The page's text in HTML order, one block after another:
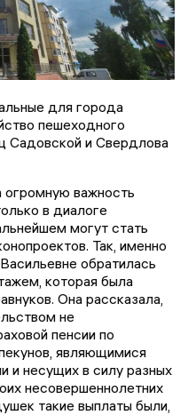
для города
пешеходного
Садовской и Свердлова
важность
в диалоге
могут стать
Так, именно
обратилась
которая была
Она рассказала,
не
пенсии по
являющимися
и несущих в силу разных
несовершеннолетних
такие выплаты были,